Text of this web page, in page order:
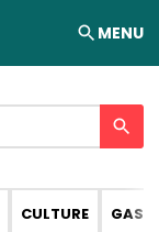
MENU
CULTURE